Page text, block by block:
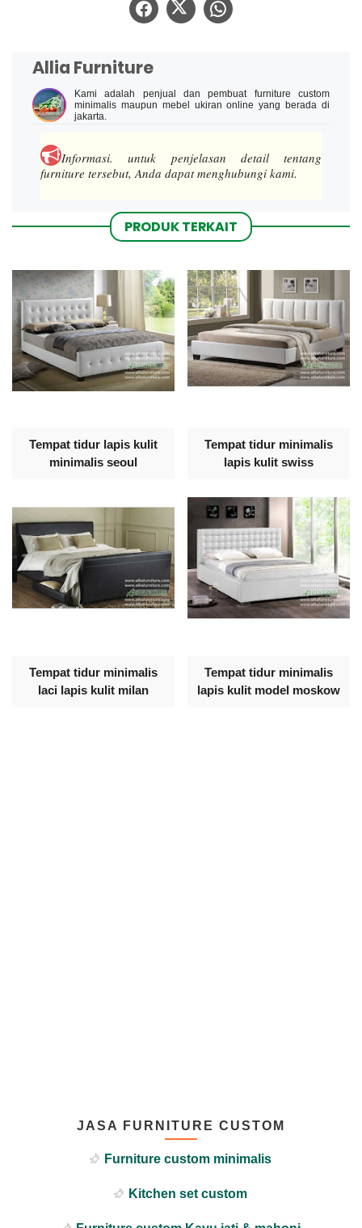
Allia Furniture
Kami adalah penjual dan pembuat furniture custom
minimalis maupun mebel ukiran online yang berada di
jakarta.
Informasi.untuk penjelasan detail tentang
furniture tersebut, Anda dapat menghubungi kami.
PRODUK TERKAIT
Tempat tidur lapis kulit
minimalis seoul
Tempat tidur minimalis
lapis kulit swiss
Tempat tidur minimalis
laci lapis kulit milan
Tempat tidur minimalis
lapis kulit model moskow
JASA FURNITURE CUSTOM
Furniture custom minimalis
Kitchen set custom